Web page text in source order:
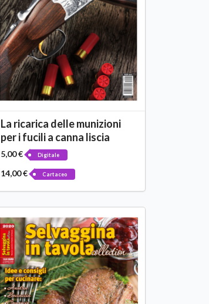
La ricarica delle munizioni
per i fucili a canna liscia
5,00 € Digitale
14,00 € Cartaceo